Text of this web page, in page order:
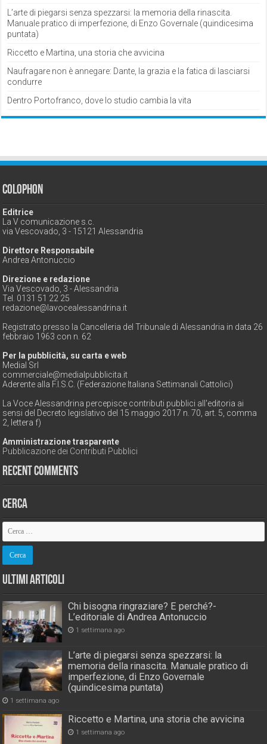
L’arte di piegarsi senza spezzarsi: la memoria della rinascita.
Manuale pratico di imperfezione, di Enzo Governale (quindicesima
puntata)
Riccetto e Martina, una storia che avvicina
Naufragare non è annegare: Dante, la grazia e la fatica di lasciarsi
condurre
Dentro Portofranco, dove lo studio cambia la vita
Colophon
Editrice
La V comunicazione s.c.
via Vescovado, 3 - 15121 Alessandria
Direttore Responsabile
Andrea Antonuccio
Direzione e redazione
Via Vescovado, 3 - Alessandria
Tel. 0131 51 22 25
redazione@lavocealessandrina.it
Registrato presso la Cancelleria del Tribunale di Alessandria in data 26
febbraio 1963 con n. 62
Per la pubblicità, su carta e web
Medial Srl
commerciale@medialpubblicita.it
Aderente alla F.I.S.C. (Federazione Italiana Settimanali Cattolici)
La Voce Alessandrina percepisce contributi pubblici all'editoria ai
sensi del Decreto legislativo del 15 maggio 2017 n. 70, art. 5, comma
2, lettera f)
Amministrazione trasparente
Pubblicazione dei Contributi Pubblici
Recent Comments
Cerca
Ultimi Articoli
Chi bisogna ringraziare? E perché?-
L’editoriale di Andrea Antonuccio
1 settimana ago
L’arte di piegarsi senza spezzarsi: la
memoria della rinascita. Manuale pratico di
imperfezione, di Enzo Governale
(quindicesima puntata)
1 settimana ago
Riccetto e Martina, una storia che avvicina
1 settimana ago